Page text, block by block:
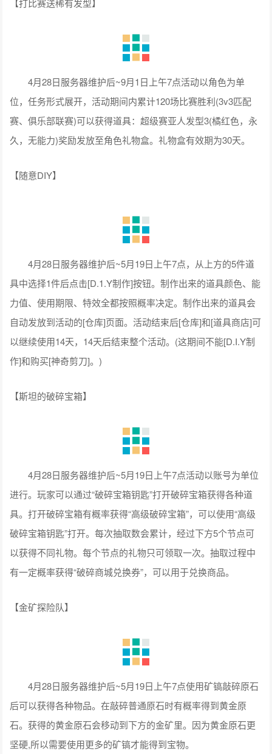
【打比赛送稀有发型】
4月28日服务器维护后~9月1日上午7点活动以角色为单
位，任务形式展开，活动期间内累计120场比赛胜利(3v3匹配
赛、俱乐部联赛)可以获得道具：超级赛亚人发型3(橘红色，永
久，无能力)奖励发放至角色礼物盒。礼物盒有效期为30天。
【随意DIY】
4月28日服务器维护后~5月19日上午7点，从上方的5件道
具中选择1件后点击[D.1.Y制作]按钮。制作出来的道具颜色、能
力值、使用期限、特效全都按照概率决定。制作出来的道具会
自动发放到活动的[仓库]页面。活动结束后[仓库]和[道具商店]可
以继续使用14天，14天后结束整个活动。(这期间不能[D.I.Y制
作]和购买[神奇剪刀]。)
【斯坦的破碎宝箱】
4月28日服务器维护后~5月19日上午7点活动以账号为单位
进行。玩家可以通过“破碎宝箱钥匙”打开破碎宝箱获得各种道
具。打开破碎宝箱有概率获得“高级破碎宝箱”，可以使用“高级
破碎宝箱钥匙”打开。每次抽取数会累计，经过下方5个节点可
以获得不同礼物。每个节点的礼物只可领取一次。抽取过程中
有一定概率获得“破碎商城兑换券”，可以用于兑换商品。
【金矿探险队】
4月28日服务器维护后~5月19日上午7点使用矿镐敲碎原石
后可以获得各种物品。在敲碎普通原石时有概率得到黄金原
石。获得的黄金原石会移动到下方的金矿里。因为黄金原石更
坚硬,所以需要使用更多的矿镐才能得到宝物。